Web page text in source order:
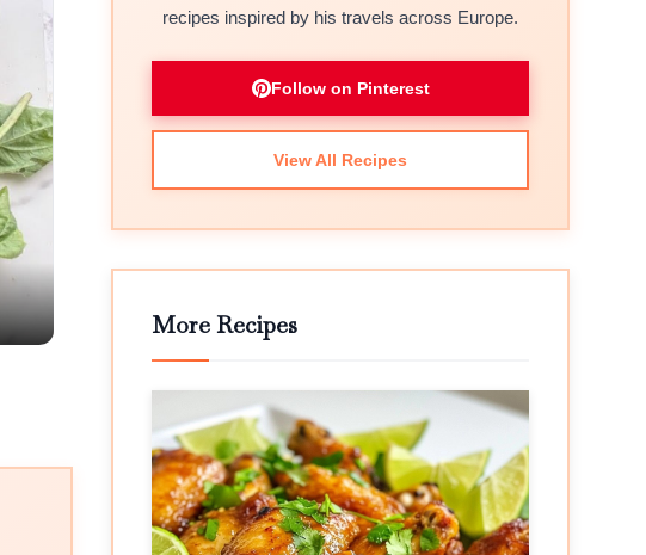
recipes inspired by his travels across Europe.
Follow on Pinterest
View All Recipes
More Recipes